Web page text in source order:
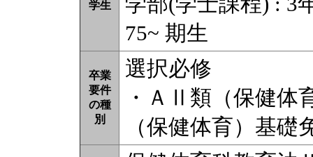
学生
75~ 期生
卒業
要件
の種
別
選択必修
・ＡⅡ類（保健体
（保健体育）基